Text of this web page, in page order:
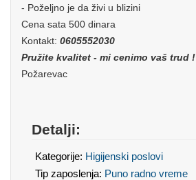
- Poželjno je da živi u blizini
Cena sata 500 dinara
Kontakt: 0605552030
Pružite kvalitet - mi cenimo vaš trud !
Požarevac
Detalji:
Kategorije: Higijenski poslovi
Tip zaposlenja: Puno radno vreme